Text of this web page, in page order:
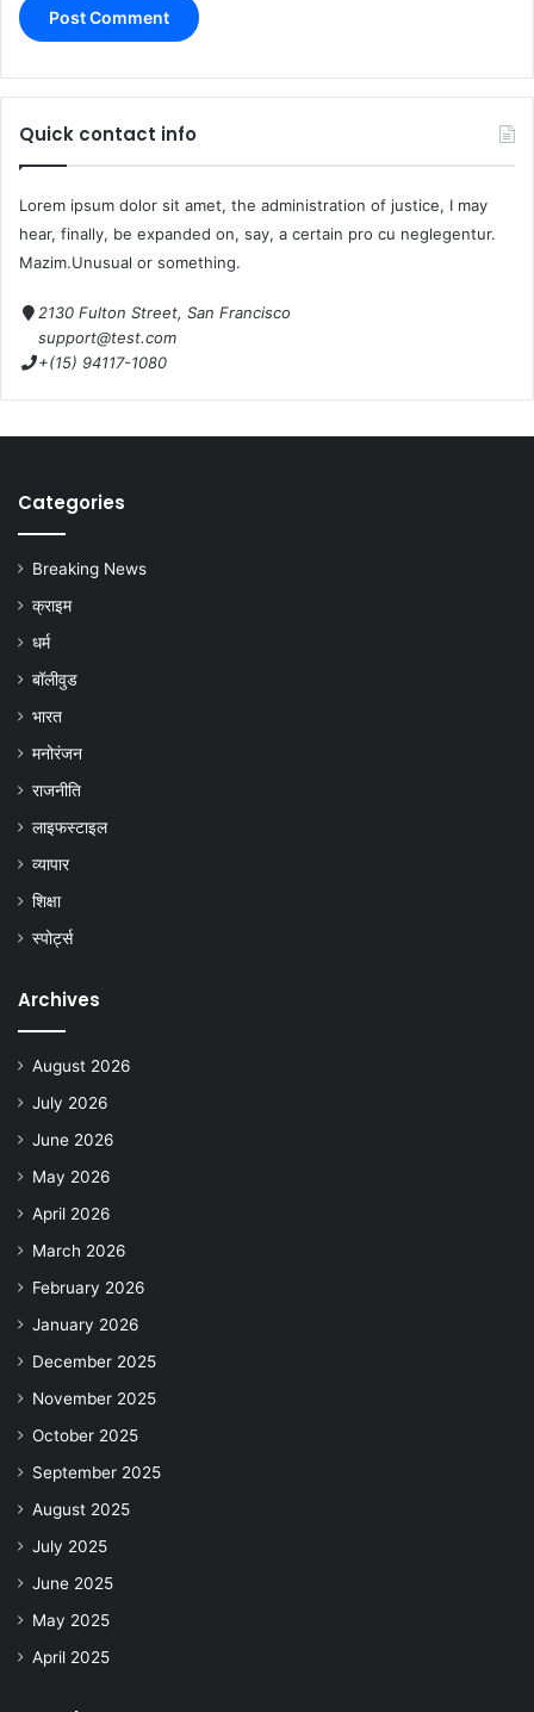
Quick contact info
Lorem ipsum dolor sit amet, the administration of justice, I may
hear, finally, be expanded on, say, a certain pro cu neglegentur.
Mazim.Unusual or something.
2130 Fulton Street, San Francisco
support@test.com
+(15) 94117-1080
Categories
Breaking News
क्राइम
धर्म
बॉलीवुड
भारत
मनोरंजन
राजनीति
लाइफस्टाइल
व्यापार
शिक्षा
स्पोर्ट्स
Archives
August 2026
July 2026
June 2026
May 2026
April 2026
March 2026
February 2026
January 2026
December 2025
November 2025
October 2025
September 2025
August 2025
July 2025
June 2025
May 2025
April 2025